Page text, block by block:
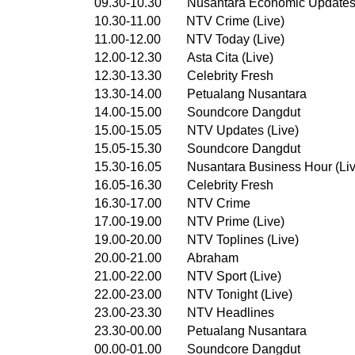
10.30-11.00 NTV Crime (Live)
11.00-12.00 NTV Today (Live)
12.00-12.30 Asta Cita (Live)
12.30-13.30 Celebrity Fresh
13.30-14.00 Petualang Nusantara
14.00-15.00 Soundcore Dangdut
15.00-15.05 NTV Updates (Live)
15.05-15.30 Soundcore Dangdut
15.30-16.05 Nusantara Business Hour
16.05-16.30 Celebrity Fresh
16.30-17.00 NTV Crime
17.00-19.00 NTV Prime (Live)
19.00-20.00 NTV Toplines (Live)
20.00-21.00 Abraham
21.00-22.00 NTV Sport (Live)
22.00-23.00 NTV Tonight (Live)
23.00-23.30 NTV Headlines
23.30-00.00 Petualang Nusantara
00.00-01.00 Soundcore Dangdut